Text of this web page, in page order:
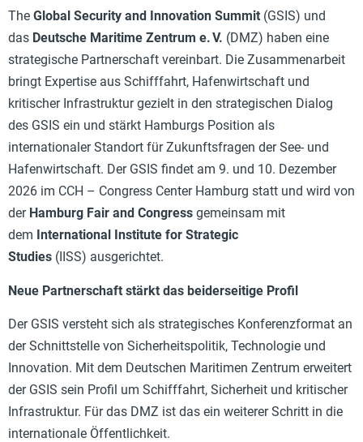
The Global Security and Innovation Summit (GSIS) und
das Deutsche Maritime Zentrum e.V. (DMZ) haben eine
strategische Partnerschaft vereinbart. Die Zusammenarbeit
bringt Expertise aus Schifffahrt, Hafenwirtschaft und
kritischer Infrastruktur gezielt in den strategischen Dialog
des GSIS ein und stärkt Hamburgs Position als
internationaler Standort für Zukunftsfragen der See- und
Hafenwirtschaft. Der GSIS findet am 9. und 10. Dezember
2026 im CCH – Congress Center Hamburg statt und wird von
der Hamburg Fair and Congress gemeinsam mit
dem International Institute for Strategic
Studies (IISS) ausgerichtet.
Neue Partnerschaft stärkt das beiderseitige Profil
Der GSIS versteht sich als strategisches Konferenzformat an
der Schnittstelle von Sicherheitspolitik, Technologie und
Innovation. Mit dem Deutschen Maritimen Zentrum erweitert
der GSIS sein Profil um Schifffahrt, Sicherheit und kritischer
Infrastruktur. Für das DMZ ist das ein weiterer Schritt in die
internationale Öffentlichkeit.